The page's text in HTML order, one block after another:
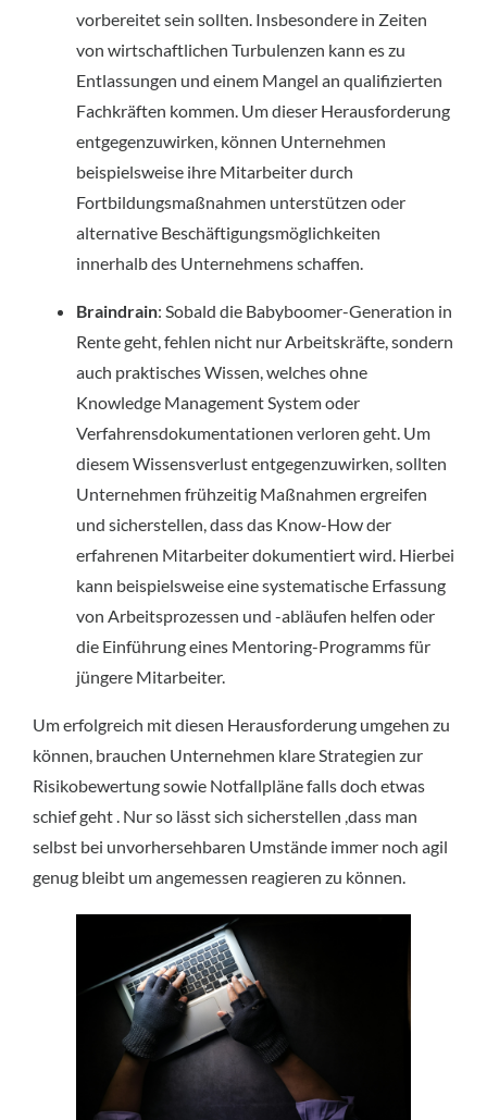
vorbereitet sein sollten. Insbesondere in Zeiten
von wirtschaftlichen Turbulenzen kann es zu
Entlassungen und einem Mangel an qualifizierten
Fachkräften kommen. Um dieser Herausforderung
entgegenzuwirken, können Unternehmen
beispielsweise ihre Mitarbeiter durch
Fortbildungsmaßnahmen unterstützen oder
alternative Beschäftigungsmöglichkeiten
innerhalb des Unternehmens schaffen.
Braindrain: Sobald die Babyboomer-Generation in
Rente geht, fehlen nicht nur Arbeitskräfte, sondern
auch praktisches Wissen, welches ohne
Knowledge Management System oder
Verfahrensdokumentationen verloren geht. Um
diesem Wissensverlust entgegenzuwirken, sollten
Unternehmen frühzeitig Maßnahmen ergreifen
und sicherstellen, dass das Know-How der
erfahrenen Mitarbeiter dokumentiert wird. Hierbei
kann beispielsweise eine systematische Erfassung
von Arbeitsprozessen und -abläufen helfen oder
die Einführung eines Mentoring-Programms für
jüngere Mitarbeiter.
Um erfolgreich mit diesen Herausforderung umgehen zu
können, brauchen Unternehmen klare Strategien zur
Risikobewertung sowie Notfallpläne falls doch etwas
schief geht . Nur so lässt sich sicherstellen ,dass man
selbst bei unvorhersehbaren Umstände immer noch agil
genug bleibt um angemessen reagieren zu können.